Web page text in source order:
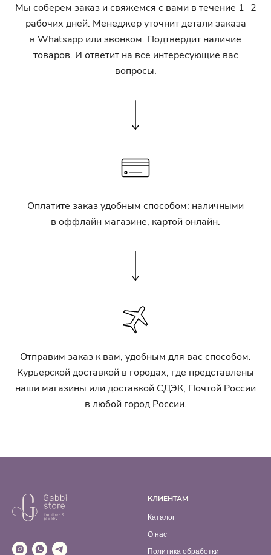
Мы соберем заказ и свяжемся с вами в течение 1−2
рабочих дней. Менеджер уточнит детали заказа
в Whatsapp или звонком. Подтвердит наличие
товаров. И ответит на все интересующие вас
вопросы.
Оплатите заказ удобным способом: наличными
в оффлайн магазине, картой онлайн.
Отправим заказ к вам, удобным для вас способом.
Курьерской доставкой в городах, где представлены
наши магазины или доставкой СДЭК, Почтой России
в любой город России.
КЛИЕНТАМ
Каталог
О нас
Политика обработки